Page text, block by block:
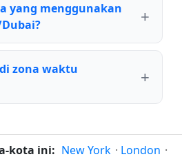
yang menggunakan
zona waktu
kota ini: New York · London ·